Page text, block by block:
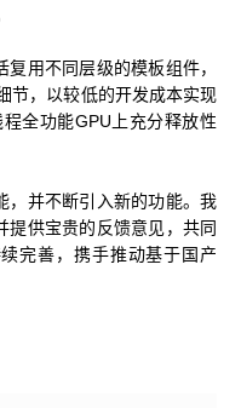
用不同层级的模板组件，
节，以较低的开发成本实现
全功能GPU上充分释放性
，并不断引入新的功能。我
提供宝贵的反馈意见，共同
完善，携手推动基于国产